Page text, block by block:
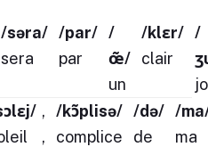
/səra/
sera
/par/
par
/
œ̃/
un
/klɛr/
clair
/
,
,
/kɔ̃plisə/
complice
/də/
de
/
ma